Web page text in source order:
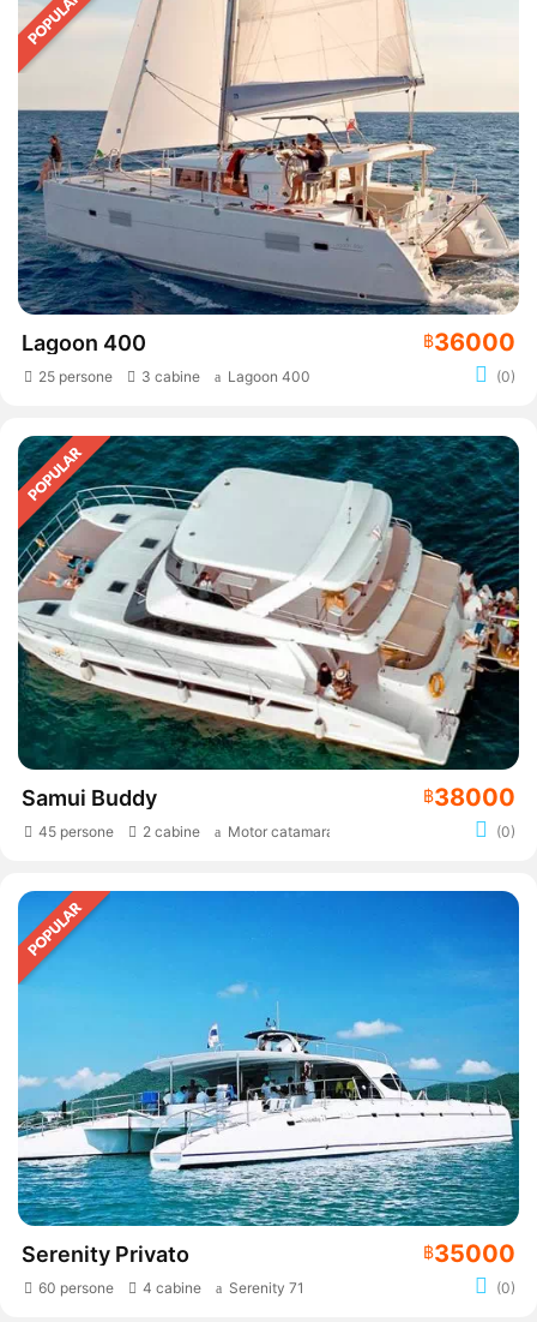
Lagoon 400 ฿36000
25 persone 3 cabine Lagoon 400 (0)
Samui Buddy ฿38000
45 persone 2 cabine Motor catamaran (0)
Serenity Privato ฿35000
60 persone 4 cabine Serenity 71 (0)